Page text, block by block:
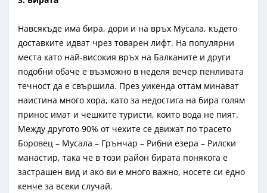
Навсякъде има бира, дори и на връх Мусала, където
доставките идват чрез товарен лифт. На популярни
места като най-високия връх на Балканите и други
подобни обаче е възможно в неделя вечер пенливата
течност да е свършила. През уикенда оттам минават
наистина много хора, като за недостига на бира голям
принос имат и чешките туристи, които вода не пият.
Между другото 90% от чехите се движат по трасето
Боровец – Мусала – Грънчар – Рибни езера – Рилски
манастир, така че в този район бирата понякога е
застрашен вид и ако ви е много важно, носете си едно
кенче за всеки случай.